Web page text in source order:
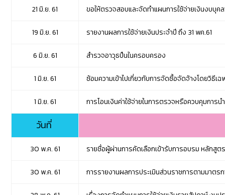
21 มิ.ย. 61 ขอให้ตรวจสอบและจัดทำแผนการใช้จ่ายเงินงบบุค
19 มิ.ย. 61 รายงานผลการใช้จ่ายเงินประจำปี ถึง 31 พค.61
6 มิ.ย. 61 สำรวจอาวุธปืนในครอบครอง
1 มิ.ย. 61 ซ้อมความเข้าไปเกี่ยวกับการจัดซื้อจัดจ้างโดยวิธีเ
1 มิ.ย. 61 การโอนเงินค่าใช้จ่ายในการตรวจหรือควบคุมกา
วันที่
30 พ.ค. 61 รายชื่อผู้ผ่านการคัดเลือกเข้ารับการอบรม หลัก
30 พ.ค. 61 การรายงานผลการประเมินส่วนราชการตามมาต